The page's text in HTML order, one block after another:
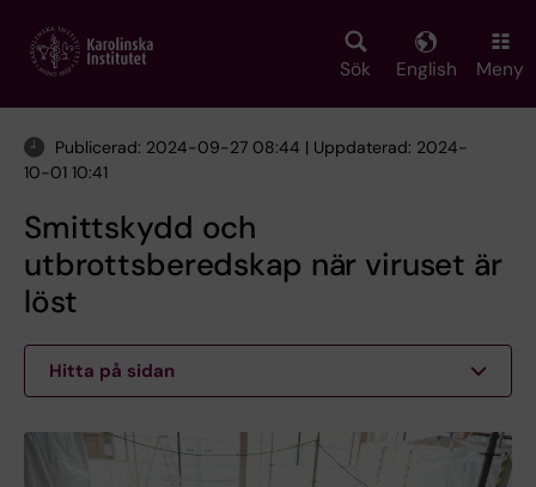
main
Sök English Meny
Publicerad: 2024-09-27 08:44 | Uppdaterad: 2024-
10-01 10:41
Smittskydd och
utbrottsberedskap när viruset är
löst
Hitta på sidan